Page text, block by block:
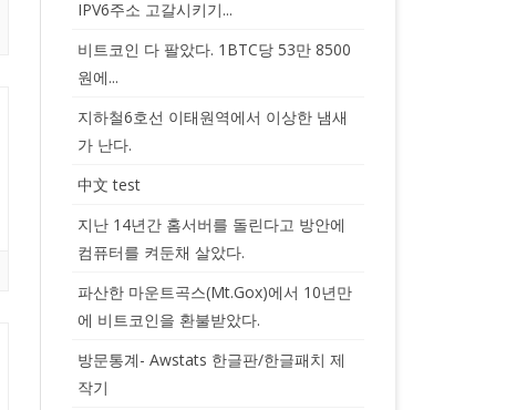
IPV6주소 고갈시키기...
비트코인 다 팔았다. 1BTC당 53만 8500
원에...
지하철6호선 이태원역에서 이상한 냄새
가 난다.
中文 test
지난 14년간 홈서버를 돌린다고 방안에
컴퓨터를 켜둔채 살았다.
파산한 마운트곡스(Mt.Gox)에서 10년만
에 비트코인을 환불받았다.
방문통계- Awstats 한글판/한글패치 제
작기